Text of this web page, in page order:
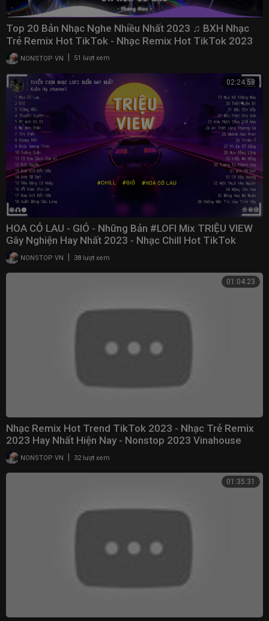
Top 20 Bản Nhạc Nghe Nhiều Nhất 2023 ♫ BXH Nhạc
Trẻ Remix Hot TikTok - Nhạc Remix Hot TikTok 2023
NONSTOP VN 51 lượt xem
02:24:58
HOA CỎ LAU - GIÓ - Những Bản #LOFI Mix TRIỆU VIEW
Gây Nghiện Hay Nhất 2023 - Nhạc Chill Hot TikTok
NONSTOP VN 38 lượt xem
01:04:23
Nhạc Remix Hot Trend TikTok 2023 - Nhạc Trẻ Remix
2023 Hay Nhất Hiện Nay - Nonstop 2023 Vinahouse
NONSTOP VN 32 lượt xem
01:35:31